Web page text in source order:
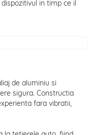
in timp ce il
de aluminiu si
sigura. Constructia
fara vibratii,